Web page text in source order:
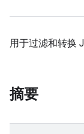
用于过滤和转换
摘要